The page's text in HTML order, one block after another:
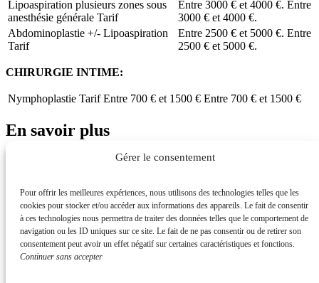
Gérer le consentement
Pour offrir les meilleures expériences, nous utilisons des technologies telles que les
cookies pour stocker et/ou accéder aux informations des appareils. Le fait de consentir
à ces technologies nous permettra de traiter des données telles que le comportement de
navigation ou les ID uniques sur ce site. Le fait de ne pas consentir ou de retirer son
consentement peut avoir un effet négatif sur certaines caractéristiques et fonctions.
Continuer sans accepter
Lipoaspiration plusieurs zones sous
anesthésie générale Tarif
Entre 3000 € et 4000 €. Entre
3000 € et 4000 €.
Abdominoplastie +/- Lipoaspiration
Tarif
Entre 2500 € et 5000 €. Entre
2500 € et 5000 €.
CHIRURGIE INTIME:
Nymphoplastie Tarif Entre 700 € et 1500 € Entre 700 € et 1500 €
En savoir plus
Parcours patient
6 Avenue de la Liberté, 67000 Strasbourg, France